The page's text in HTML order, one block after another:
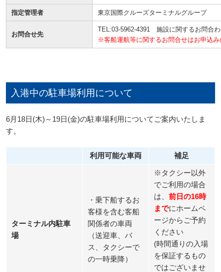
指定管理者 東京国際クルーズターミナルグループ
お問合せ先
TEL:03-5962-4391 施設に関するお問合
※客船運航等に関するお問合せはお申込
入港中の駐車場利用について
6月18日(木)～19日(金)の駐車場利用についてご案内いたしま
す。
利用可能な車両 補足
ターミナル内駐車
場
・乗下船するお
客様を含む客船
関係者の車両
（送迎車、バ
ス、タクシーで
の一時乗降）
※タクシー以外
でご利用の場合
は、 前日の16時
までにホームペ
ージからご予約
ください
(時間通りの入場
を保証するもの
ではございませ